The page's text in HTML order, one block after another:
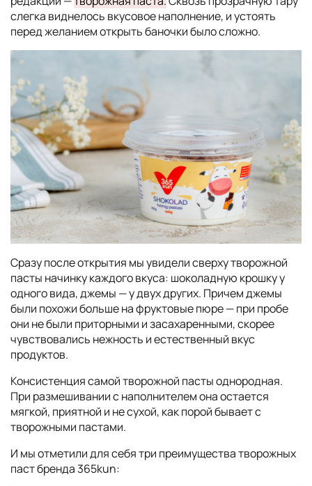
слегка виднелось вкусовое наполнение, и устоять
перед желанием открыть баночки было сложно.
Сразу после открытия мы увидели сверху творожной
пасты начинку каждого вкуса: шоколадную крошку у
одного вида, джемы — у двух других. Причем джемы
были похожи больше на фруктовые пюре — при пробе
они не были приторными и засахаренными, скорее
чувствовались нежность и естественный вкус
продуктов.
Консистенция самой творожной пасты однородная.
При размешивании с наполнителем она остается
мягкой, приятной и не сухой, как порой бывает с
творожными пастами.
И мы отметили для себя три преимущества творожных
паст бренда 365kun: